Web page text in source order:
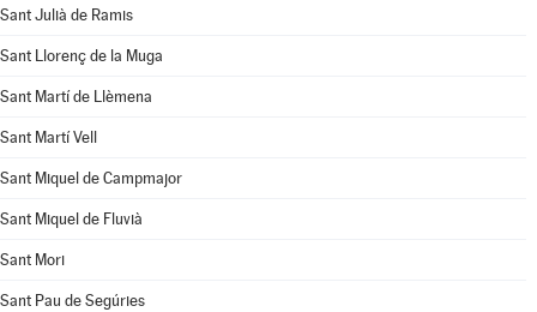
Sant Julià de Ramis
Sant Llorenç de la Muga
Sant Martí de Llèmena
Sant Martí Vell
Sant Miquel de Campmajor
Sant Miquel de Fluvià
Sant Mori
Sant Pau de Segúries